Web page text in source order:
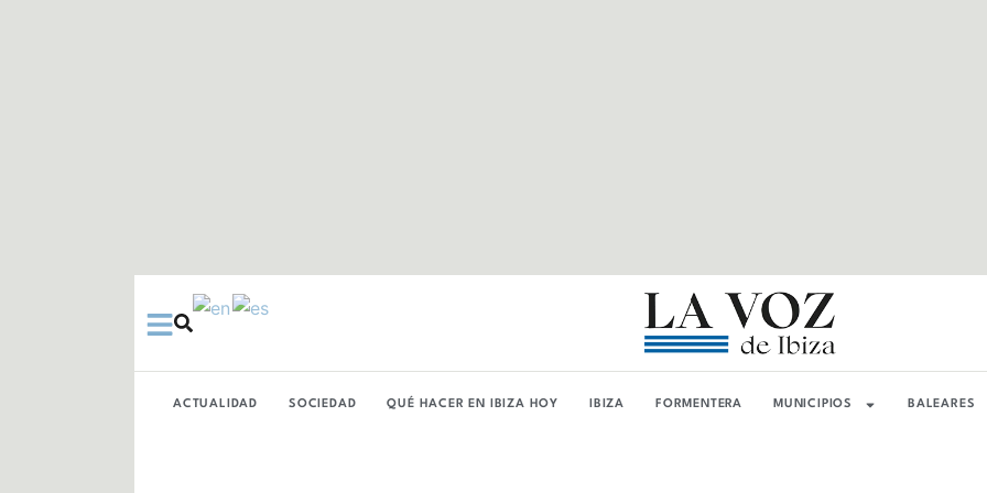
ACTUALIDAD SOCIEDAD QUÉ HACER EN IBIZA HOY IBIZA FORMENTERA MUNICIPIOS BALEARES